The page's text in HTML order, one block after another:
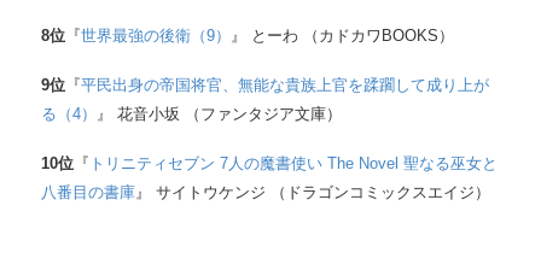
8位 『世界最強の後衛（9） 』 とーわ （カドカワBOOKS）
9位 『平民出身の帝国将官、無能な貴族上官を蹂躙して成り上が
る（4） 』 花音小坂 （ファンタジア文庫）
10位 『 トリニティセブン 7人の魔書使い The Novel 聖なる巫女と
八番目の書庫 』 サイトウケンジ （ドラゴンコミックスエイジ）